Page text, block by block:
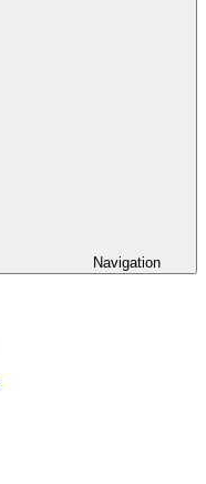
Navigation